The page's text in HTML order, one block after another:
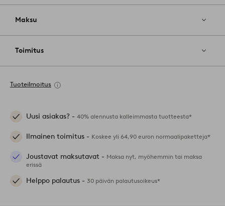
Maksu
Toimitus
Tuoteilmoitus
Uusi asiakas? - 40% alennusta kalleimmasta tuotteesta*
Ilmainen toimitus - Koskee yli 64,90 euron normaalipaketteja*
Joustavat maksutavat - Maksa nyt, myöhemmin tai maksa
erissä
Helppo palautus - 30 päivän palautusoikeus*